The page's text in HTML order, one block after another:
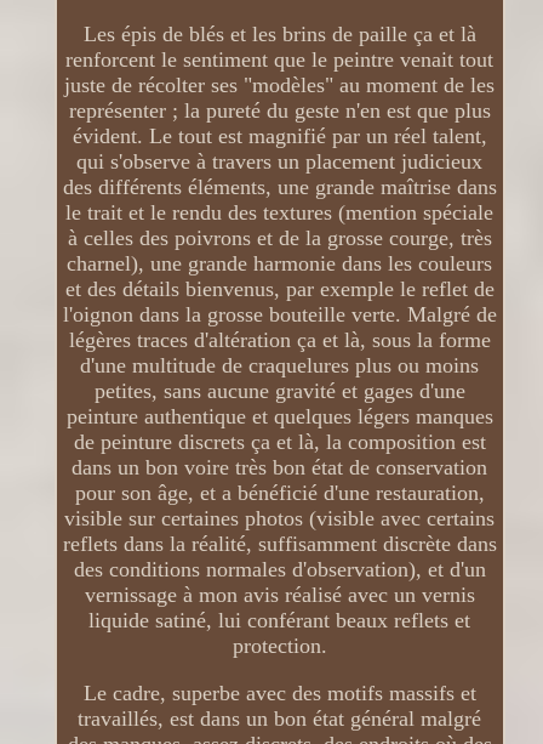
Les épis de blés et les brins de paille ça et là
renforcent le sentiment que le peintre venait tout
juste de récolter ses "modèles" au moment de les
représenter ; la pureté du geste n'en est que plus
évident. Le tout est magnifié par un réel talent,
qui s'observe à travers un placement judicieux
des différents éléments, une grande maîtrise dans
le trait et le rendu des textures (mention spéciale
à celles des poivrons et de la grosse courge, très
charnel), une grande harmonie dans les couleurs
et des détails bienvenus, par exemple le reflet de
l'oignon dans la grosse bouteille verte. Malgré de
légères traces d'altération ça et là, sous la forme
d'une multitude de craquelures plus ou moins
petites, sans aucune gravité et gages d'une
peinture authentique et quelques légers manques
de peinture discrets ça et là, la composition est
dans un bon voire très bon état de conservation
pour son âge, et a bénéficié d'une restauration,
visible sur certaines photos (visible avec certains
reflets dans la réalité, suffisamment discrète dans
des conditions normales d'observation), et d'un
vernissage à mon avis réalisé avec un vernis
liquide satiné, lui conférant beaux reflets et
protection.
Le cadre, superbe avec des motifs massifs et
travaillés, est dans un bon état général malgré